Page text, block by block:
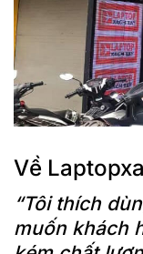
Về
“Tôi thích
muốn khách